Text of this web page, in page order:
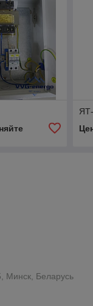
Минск, Беларусь